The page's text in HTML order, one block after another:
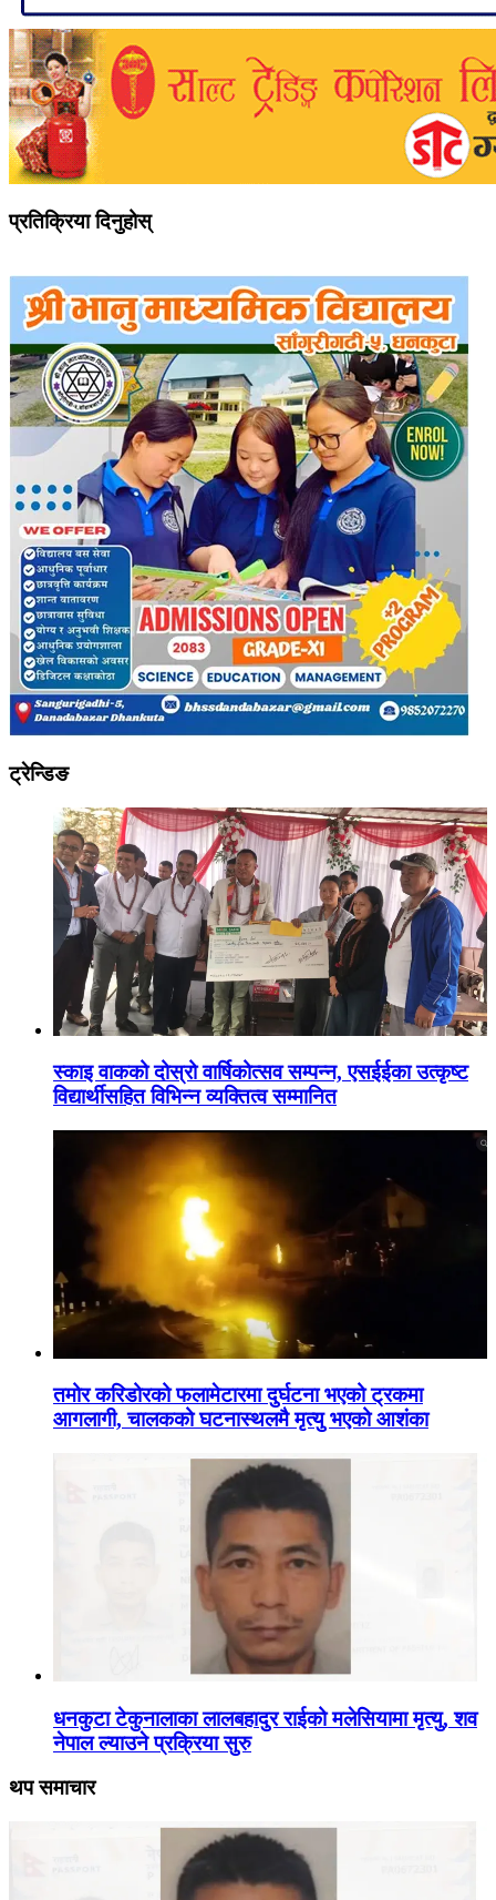
प्रतिक्रिया दिनुहोस्
ट्रेन्डिङ
स्काइ वाकको दोस्रो वार्षिकोत्सव सम्पन्न, एसईईका उत्कृष्ट
विद्यार्थीसहित विभिन्न व्यक्तित्व सम्मानित
तमोर करिडोरको फलामेटारमा दुर्घटना भएको ट्रकमा
आगलागी, चालकको घटनास्थलमै मृत्यु भएको आशंका
धनकुटा टेकुनालाका लालबहादुर राईको मलेसियामा मृत्यु, शव
नेपाल ल्याउने प्रक्रिया सुरु
थप समाचार